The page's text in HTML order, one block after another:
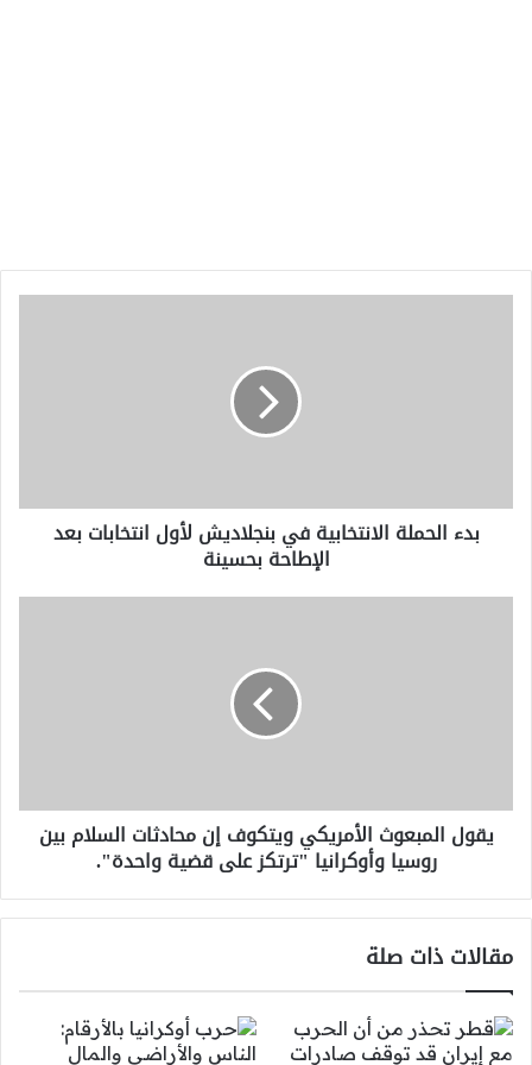
الإطاحة
بحسينةبدء الحملة الانتخابية في بنجلاديش لأول انتخابات بعد
الإطاحة بحسينة
روسيا
وأوكرانيا
قضية
يقول المبعوث الأمريكي ويتكوف إن محادثات السلام بين
روسيا وأوكرانيا "ترتكز على قضية واحدة".
مقالات ذات صلة